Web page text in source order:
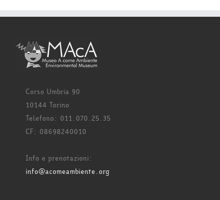
Corso Umbria 90
10144 Torino
Telefono: 011.070.25.35
CF: 08698240010
Info e prenotazioni:
info@acomeambiente.org